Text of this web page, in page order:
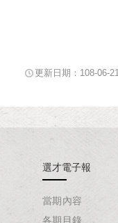
更新日期：108-06-21
選才電子報
當期內容
各期目錄